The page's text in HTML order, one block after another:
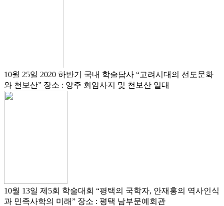
10월 25일 2020 하반기 국내 학술답사 “고려시대의 선도문화
와 천보산” 장소 : 양주 회암사지 및 천보산 일대
10월 13일 제5회 학술대회 “평택의 국학자, 안재홍의 역사인식
과 민족사학의 미래” 장소 : 평택 남부문예회관